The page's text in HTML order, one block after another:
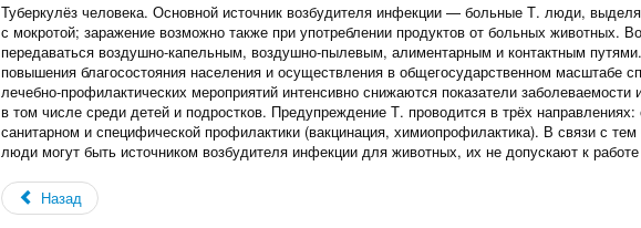
Туберкулёз человека. Основной источник возбудителя инфекции — больные Т. люди,
с мокротой; заражение возможно также при употреблении продуктов от больных животных.
передаваться воздушно-капельным, воздушно-пылевым, алиментарным и контактным
повышения благосостояния населения и осуществления в общегосударственном масштабе
лечебно-профилактических мероприятий интенсивно снижаются показатели заболеваемости
в том числе среди детей и подростков. Предупреждение Т. проводится в трёх
санитарном и специфической профилактики (вакцинация, химиопрофилактика). В связи с
люди могут быть источником возбудителя инфекции для животных, их не допускают к
Назад